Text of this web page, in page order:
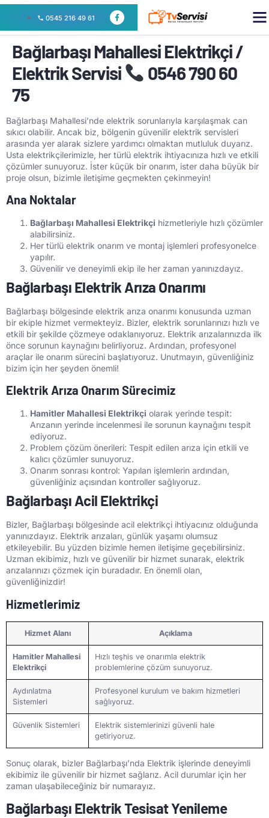
0545 216 49 61
Bağlarbaşı Mahallesi Elektrikçi /
Elektrik Servisi
0546 790 60
75
Bağlarbaşı Mahallesi’nde elektrik sorunlarıyla karşılaşmak can
sıkıcı olabilir. Ancak biz, bölgenin güvenilir elektrik servisleri
arasında yer alarak sizlere yardımcı olmaktan mutluluk duyarız.
Usta elektrikçilerimizle, her türlü elektrik ihtiyacınıza hızlı ve etkili
çözümler sunuyoruz. İster küçük bir onarım, ister daha büyük bir
proje olsun, bizimle iletişime geçmekten çekinmeyin!
Ana Noktalar
Bağlarbaşı Mahallesi Elektrikçi hizmetleriyle hızlı çözümler
alabilirsiniz.
Her türlü elektrik onarım ve montaj işlemleri profesyonelce
yapılır.
Güvenilir ve deneyimli ekip ile her zaman yanınızdayız.
Bağlarbaşı Elektrik Arıza Onarımı
Bağlarbaşı bölgesinde elektrik arıza onarımı konusunda uzman
bir ekiple hizmet vermekteyiz. Bizler, elektrik sorunlarınızı hızlı ve
etkili bir şekilde çözmeye odaklanıyoruz. Elektrik arızalarınızda ilk
önce sorunun kaynağını belirliyoruz. Ardından, profesyonel
araçlar ile onarım sürecini başlatıyoruz. Unutmayın, güvenliğiniz
bizim için her şeyden önemli!
Elektrik Arıza Onarım Sürecimiz
Hamitler Mahallesi Elektrikçi olarak yerinde tespit:
Arızanın yerinde incelenmesi ile sorunun kaynağını tespit
ediyoruz.
Problem çözüm önerileri: Tespit edilen arıza için etkili ve
kalıcı çözümler sunuyoruz.
Onarım sonrası kontrol: Yapılan işlemlerin ardından,
güvenliğiniz açısından kontroller sağlıyoruz.
Bağlarbaşı Acil Elektrikçi
Bizler, Bağlarbaşı bölgesinde acil elektrikçi ihtiyacınız olduğunda
yanınızdayız. Elektrik arızaları, günlük yaşamı olumsuz
etkileyebilir. Bu yüzden bizimle hemen iletişime geçebilirsiniz.
Uzman ekibimiz, hızlı ve güvenilir bir hizmet sunarak, elektrik
arızalarınızı çözmek için buradadır. En önemli olan,
güvenliğinizdir!
Hizmetlerimiz
Hizmet Alanı Açıklama
Hamitler Mahallesi
Elektrikçi
Hızlı teşhis ve onarımla elektrik
problemlerine çözüm sunuyoruz.
Aydınlatma
Sistemleri
Profesyonel kurulum ve bakım hizmetleri
sağlıyoruz.
Güvenlik Sistemleri
Elektrik sistemlerinizi güvenli hale
getiriyoruz.
Sonuç olarak, bizler Bağlarbaşı’nda Elektrik işlerinde deneyimli
ekibimiz ile güvenilir bir hizmet sağlarız. Acil durumlar için her
zaman ulaşabileceğiniz bir numarayız.
Bağlarbaşı Elektrik Tesisat Yenileme